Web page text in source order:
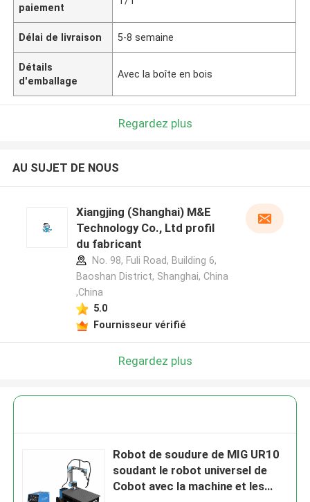
paiement
Délai de livraison 5-8 semaine
Détails
d'emballage
Avec la boîte en bois
Regardez plus
AU SUJET DE NOUS
Xiangjing (Shanghai) M&E
Technology Co., Ltd profil
du fabricant
No. 98, Fuli Road, Building 6,
Baoshan District, Shanghai, China
,China
5.0
Fournisseur vérifié
Regardez plus
Robot de soudure de MIG UR10
soudant le robot universel de
Cobot avec la machine et les